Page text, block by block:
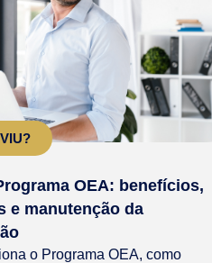
OEA: benefícios,
e manutenção da
o Programa OEA, como